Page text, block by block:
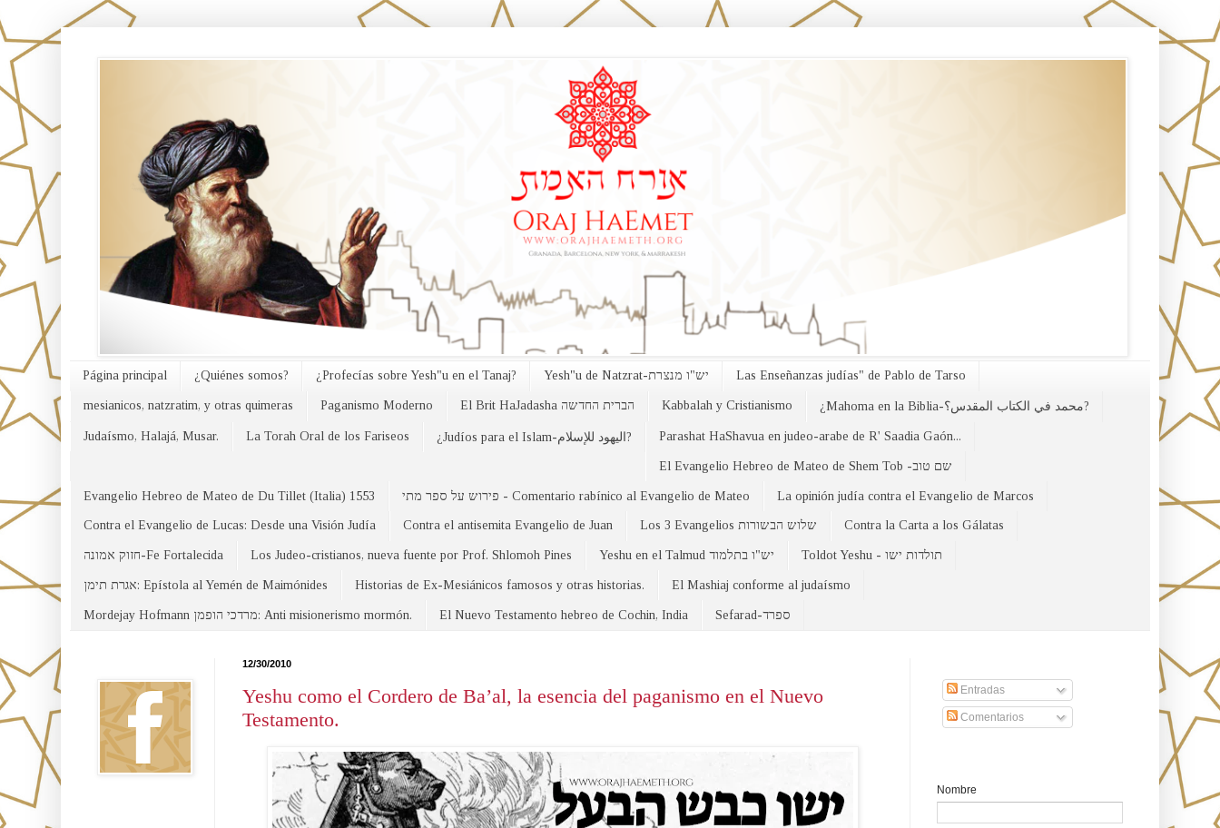
Página principal ¿Quiénes somos? ¿Profecías sobre Yesh"u en el Tanaj? Yesh"u de Natzrat-יש"ו מנצרת Las Enseñanzas judías" de Pablo de Tarso
mesianicos, natzratim, y otras quimeras Paganismo Moderno El Brit HaJadasha הברית החדשה Kabbalah y Cristianismo ¿Mahoma en la Biblia-محمد في الكتاب المقدس؟?
Judaísmo, Halajá, Musar. La Torah Oral de los Fariseos ¿Judíos para el Islam-اليهود للإسلام? Parashat HaShavua en judeo-arabe de R' Saadia Gaón...
El Evangelio Hebreo de Mateo de Shem Tob -שם טוב
Evangelio Hebreo de Mateo de Du Tillet (Italia) 1553 פירוש על ספר מתי - Comentario rabínico al Evangelio de Mateo La opinión judía contra el Evangelio de Marcos
Contra el Evangelio de Lucas: Desde una Visión Judía Contra el antisemita Evangelio de Juan Los 3 Evangelios שלוש הבשורות Contra la Carta a los Gálatas
חזוק אמונה-Fe Fortalecida Los Judeo-cristianos, nueva fuente por Prof. Shlomoh Pines Yeshu en el Talmud יש"ו בתלמוד Toldot Yeshu - תולדות ישו
אגרת תימן: Epístola al Yemén de Maimónides Historias de Ex-Mesiánicos famosos y otras historias. El Mashiaj conforme al judaísmo
Mordejay Hofmann מרדכי הופמן: Anti misionerismo mormón. El Nuevo Testamento hebreo de Cochin, India Sefarad-ספרד
12/30/2010
Yeshu como el Cordero de Ba’al, la esencia del paganismo en el Nuevo
Testamento.
Entradas
Comentarios
Nombre